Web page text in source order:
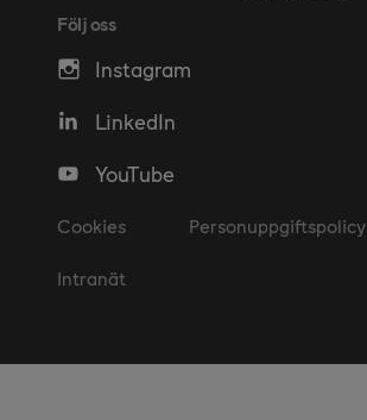
Följ oss
Instagram
LinkedIn
YouTube
Cookies Personuppgiftspolicy
Intranät